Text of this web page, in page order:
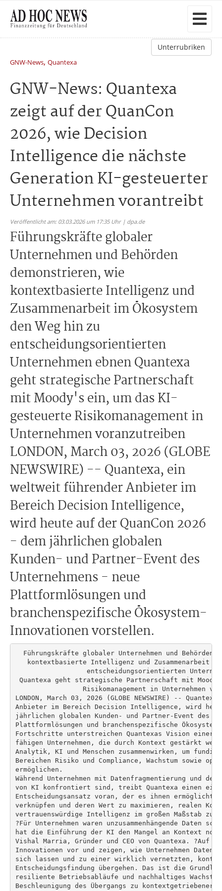
Unterrubriken
GNW-News, Quantexa
GNW-News: Quantexa
zeigt auf der QuanCon
2026, wie Decision
Intelligence die nächste
Generation KI-gesteuerter
Unternehmen vorantreibt
Veröffentlicht am: 03.03.2026 um 17:35 Uhr | dpa.de
Führungskräfte globaler
Unternehmen und Behörden
demonstrieren, wie
kontextbasierte Intelligenz und
Zusammenarbeit im Ökosystem
den Weg hin zu
entscheidungsorientierten
Unternehmen ebnen Quantexa
geht strategische Partnerschaft
mit Moody's ein, um das KI-
gesteuerte Risikomanagement in
Unternehmen voranzutreiben
LONDON, March 03, 2026 (GLOBE
NEWSWIRE) -- Quantexa, ein
weltweit führender Anbieter im
Bereich Decision Intelligence,
wird heute auf der QuanCon 2026
- dem jährlichen globalen
Kunden- und Partner-Event des
Unternehmens - neue
Plattformlösungen und
branchenspezifische Ökosystem-
Innovationen vorstellen.
Führungskräfte globaler Unternehmen und Behörden
kontextbasierte Intelligenz und Zusammenarbeit
entscheidungsorientierten
Quantexa geht strategische Partnerschaft mit
Risikomanagement in Unternehmen
LONDON, March 03, 2026 (GLOBE NEWSWIRE) --
Anbieter im Bereich Decision Intelligence, wird heute
jährlichen globalen Kunden- und Partner-Event des
Plattformlösungen und branchenspezifische
Fortschritte unterstreichen Quantexas Vision einer
fähigen Unternehmen, die durch Kontext gestärkt
Analytik, KI und Menschen zusammenwirken, um
Bereichen Risiko und Compliance, Wachstum sowie
ermöglichen.
Während Unternehmen mit Datenfragmentierung und
von KI konfrontiert sind, treibt Quantexa einen
Entscheidungsansatz voran, der es ihnen ermöglicht,
verknüpfen und deren Wert zu maximieren, realen
vertrauenswürdige Intelligenz im großen Maßstab zu
?Für Unternehmen waren unzusammenhängende Daten
hat die Einführung der KI den Mangel an Kontext
Vishal Marria, Gründer und CEO von Quantexa. ?Auf
Innovationen vor und zeigen, wie Unternehmen
sich lassen und zu einer wirklich vernetzten,
Entscheidungsfindung übergehen. Das ist die
resiliente Betriebsabläufe und nachhaltiges Wachstum
Beschleunigung des Übergangs zu